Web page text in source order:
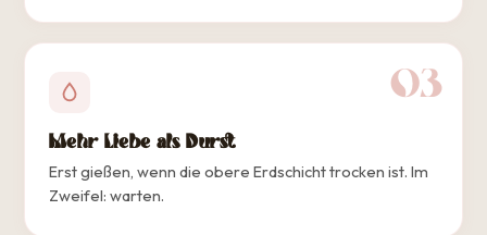
03
Mehr Liebe als Durst
Erst gießen, wenn die obere Erdschicht trocken ist. Im
Zweifel: warten.